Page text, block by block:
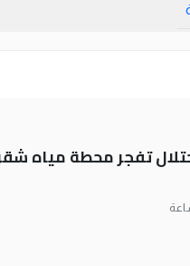
تفجر محطة مياه